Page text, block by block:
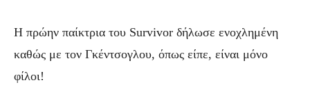
Η πρώην παίκτρια του Survivor δήλωσε ενοχλημένη
καθώς με τον Γκέντσογλου, όπως είπε, είναι μόνο
φίλοι!